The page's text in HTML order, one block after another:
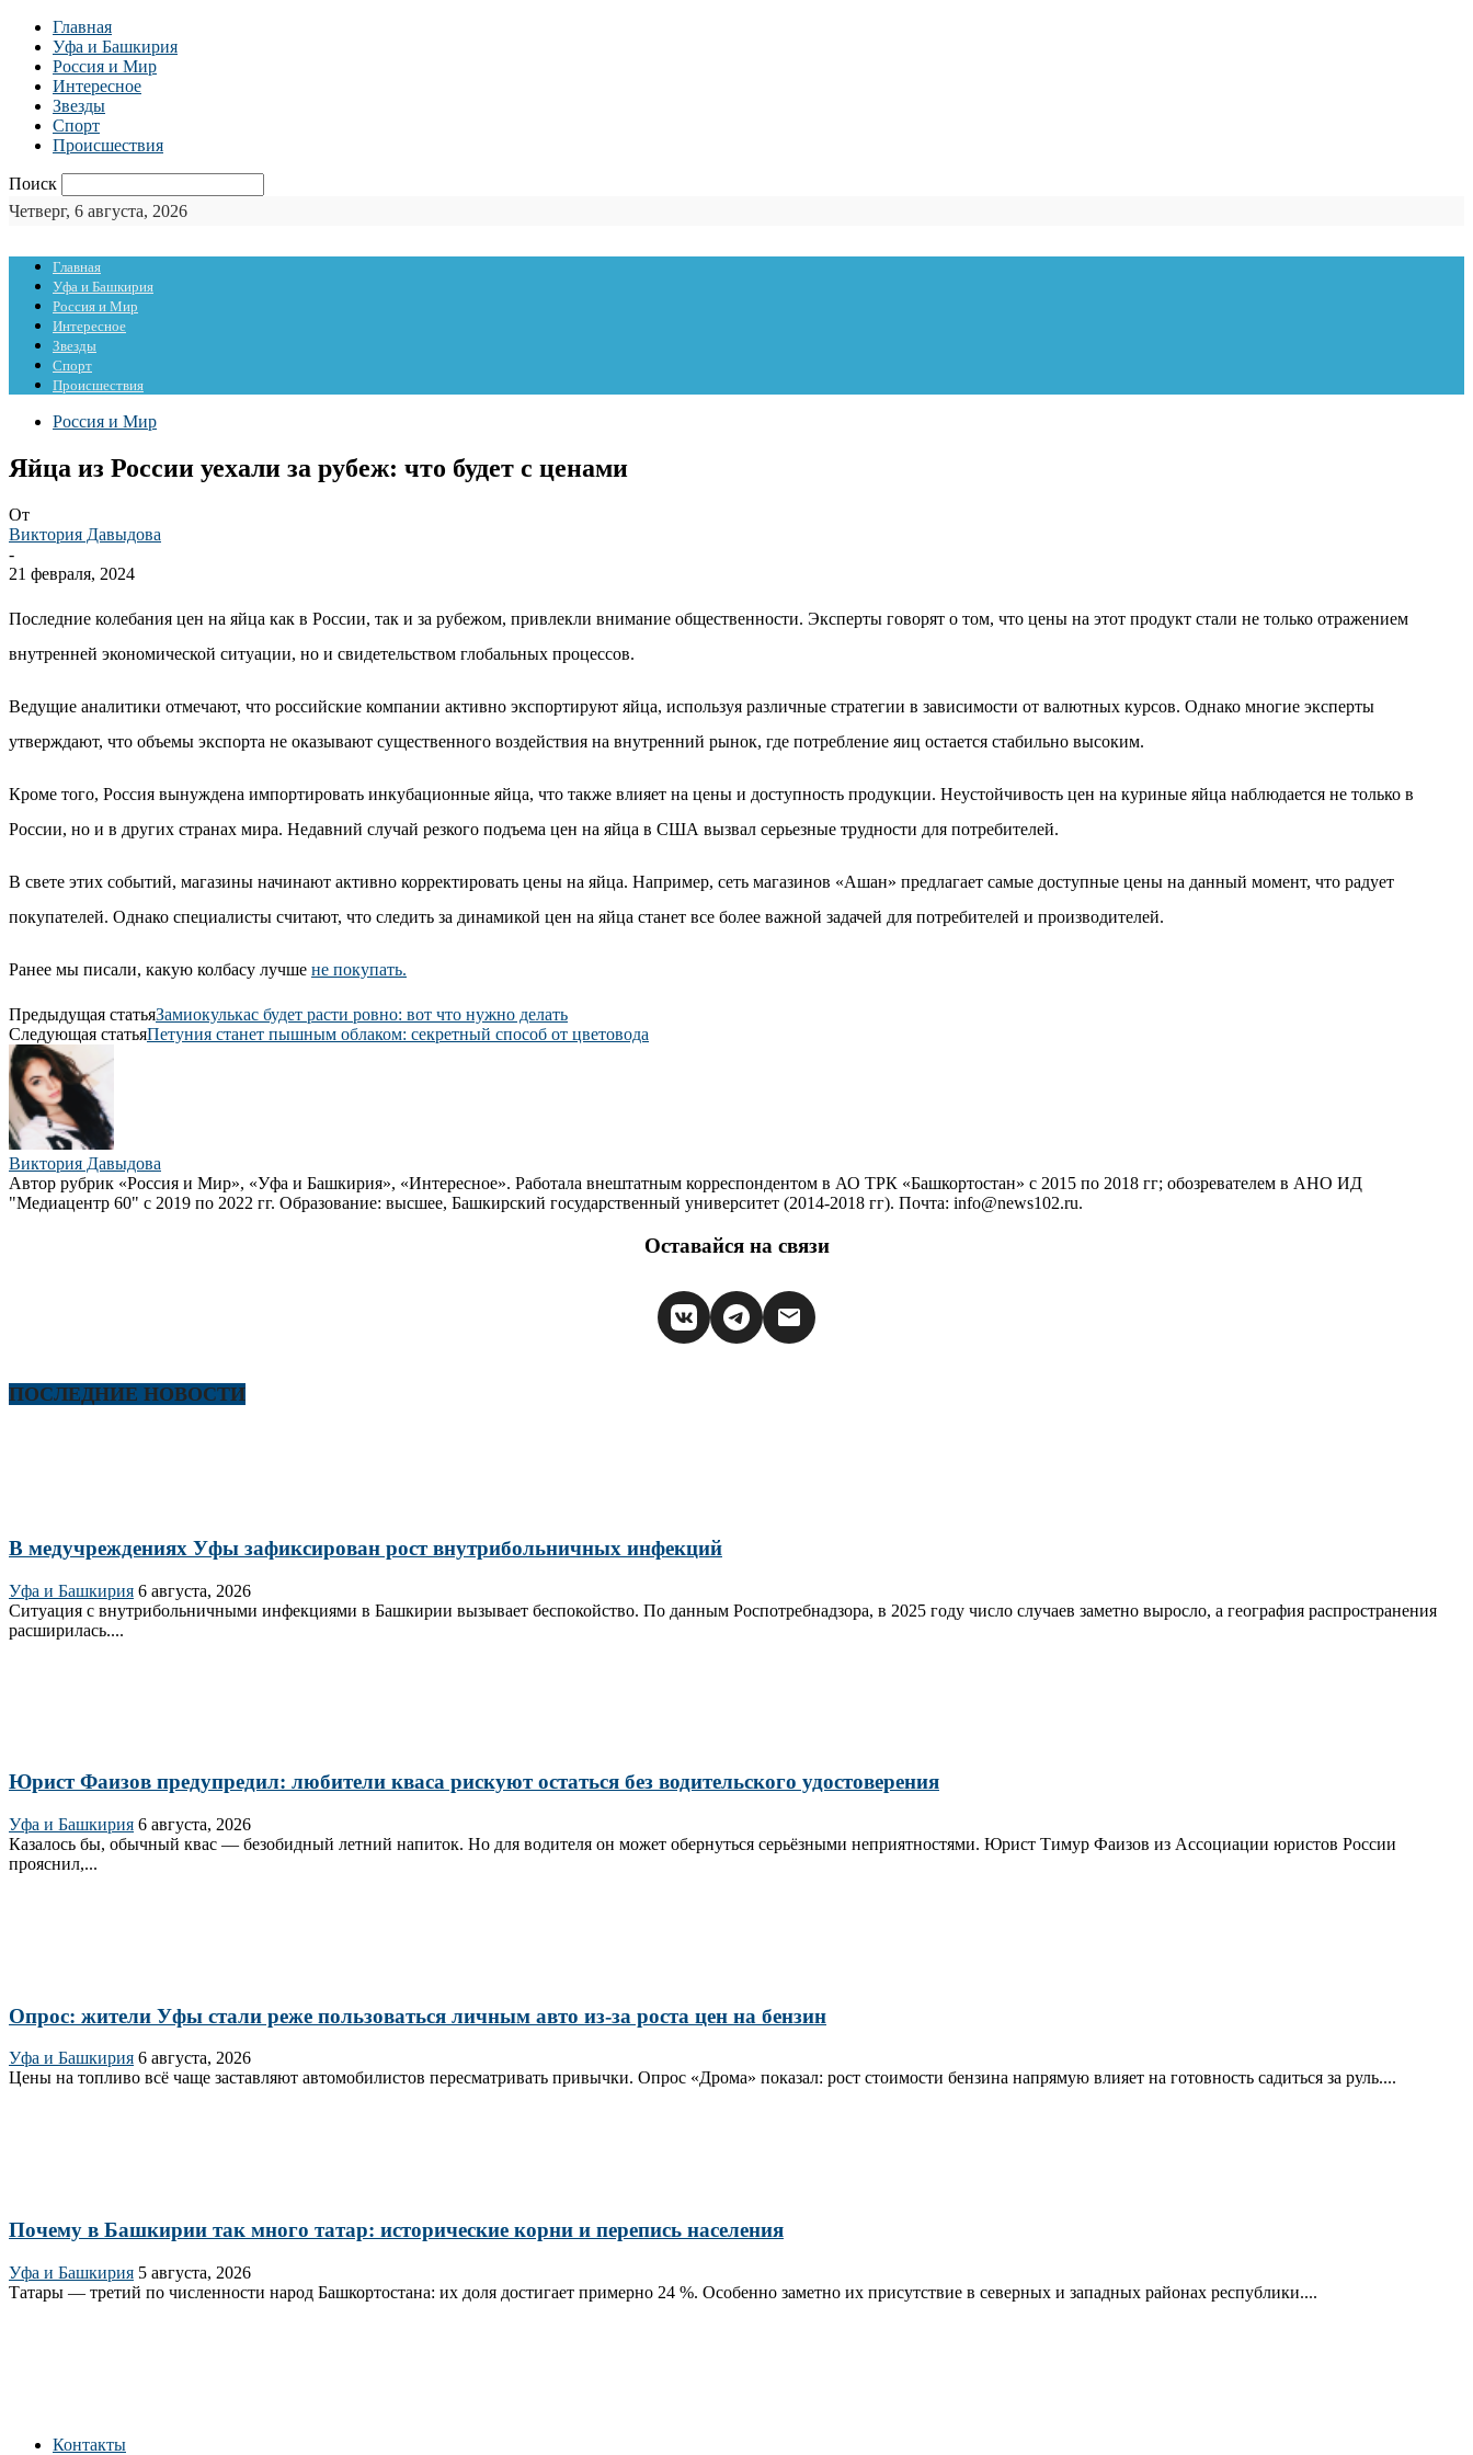
Главная
Уфа и Башкирия
Россия и Мир
Интересное
Звезды
Спорт
Происшествия
Поиск
Четверг, 6 августа, 2026
Главная
Уфа и Башкирия
Россия и Мир
Интересное
Звезды
Спорт
Происшествия
Россия и Мир
Яйца из России уехали за рубеж: что будет с ценами
От
Виктория Давыдова
-
21 февраля, 2024
Последние колебания цен на яйца как в России, так и за рубежом, привлекли внимание общественности. Эксперты говорят о том, что цены на этот продукт стали не только отражением
внутренней экономической ситуации, но и свидетельством глобальных процессов.
Ведущие аналитики отмечают, что российские компании активно экспортируют яйца, используя различные стратегии в зависимости от валютных курсов. Однако многие эксперты
утверждают, что объемы экспорта не оказывают существенного воздействия на внутренний рынок, где потребление яиц остается стабильно высоким.
Кроме того, Россия вынуждена импортировать инкубационные яйца, что также влияет на цены и доступность продукции. Неустойчивость цен на куриные яйца наблюдается не только в
России, но и в других странах мира. Недавний случай резкого подъема цен на яйца в США вызвал серьезные трудности для потребителей.
В свете этих событий, магазины начинают активно корректировать цены на яйца. Например, сеть магазинов «Ашан» предлагает самые доступные цены на данный момент, что радует
покупателей. Однако специалисты считают, что следить за динамикой цен на яйца станет все более важной задачей для потребителей и производителей.
Ранее мы писали, какую колбасу лучше не покупать.
Предыдущая статьяЗамиокулькас будет расти ровно: вот что нужно делать
Следующая статьяПетуния станет пышным облаком: секретный способ от цветовода
Виктория Давыдова
Автор рубрик «Россия и Мир», «Уфа и Башкирия», «Интересное». Работала внештатным корреспондентом в АО ТРК «Башкортостан» с 2015 по 2018 гг; обозревателем в АНО ИД
"Медиацентр 60" с 2019 по 2022 гг. Образование: высшее, Башкирский государственный университет (2014-2018 гг). Почта: info@news102.ru.
Оставайся на связи
ПОСЛЕДНИЕ НОВОСТИ
В медучреждениях Уфы зафиксирован рост внутрибольничных инфекций
Уфа и Башкирия 6 августа, 2026
Ситуация с внутрибольничными инфекциями в Башкирии вызывает беспокойство. По данным Роспотребнадзора, в 2025 году число случаев заметно выросло, а география распространения
расширилась....
Юрист Фаизов предупредил: любители кваса рискуют остаться без водительского удостоверения
Уфа и Башкирия 6 августа, 2026
Казалось бы, обычный квас — безобидный летний напиток. Но для водителя он может обернуться серьёзными неприятностями. Юрист Тимур Фаизов из Ассоциации юристов России
прояснил,...
Опрос: жители Уфы стали реже пользоваться личным авто из-за роста цен на бензин
Уфа и Башкирия 6 августа, 2026
Цены на топливо всё чаще заставляют автомобилистов пересматривать привычки. Опрос «Дрома» показал: рост стоимости бензина напрямую влияет на готовность садиться за руль....
Почему в Башкирии так много татар: исторические корни и перепись населения
Уфа и Башкирия 5 августа, 2026
Татары — третий по численности народ Башкортостана: их доля достигает примерно 24 %. Особенно заметно их присутствие в северных и западных районах республики....
Контакты